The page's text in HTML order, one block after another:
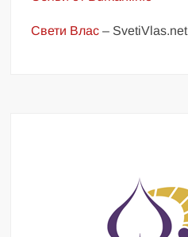
Свети Влас – SvetiVlas.net